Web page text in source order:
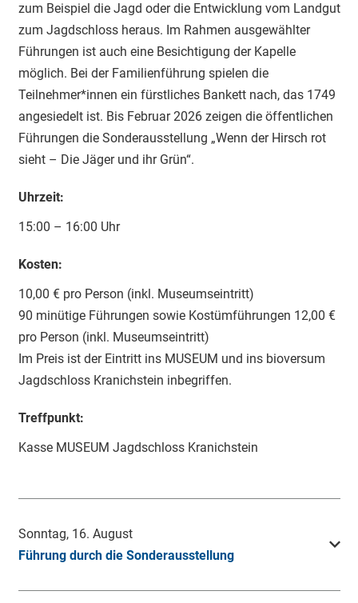
zum Beispiel die Jagd oder die Entwicklung vom Landgut
zum Jagdschloss heraus. Im Rahmen ausgewählter
Führungen ist auch eine Besichtigung der Kapelle
möglich. Bei der Familienführung spielen die
Teilnehmer*innen ein fürstliches Bankett nach, das 1749
angesiedelt ist. Bis Februar 2026 zeigen die öffentlichen
Führungen die Sonderausstellung „Wenn der Hirsch rot
sieht – Die Jäger und ihr Grün“.
Uhrzeit:
15:00 – 16:00 Uhr
Kosten:
10,00 € pro Person (inkl. Museumseintritt)
90 minütige Führungen sowie Kostümführungen 12,00 €
pro Person (inkl. Museumseintritt)
Im Preis ist der Eintritt ins MUSEUM und ins bioversum
Jagdschloss Kranichstein inbegriffen.
Treffpunkt:
Kasse MUSEUM Jagdschloss Kranichstein
Sonntag, 16. August
Führung durch die Sonderausstellung